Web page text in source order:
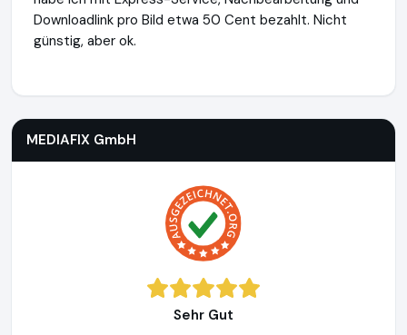
Downloadlink pro Bild etwa 50 Cent bezahlt. Nicht
günstig, aber ok.
MEDIAFIX GmbH
Sehr Gut